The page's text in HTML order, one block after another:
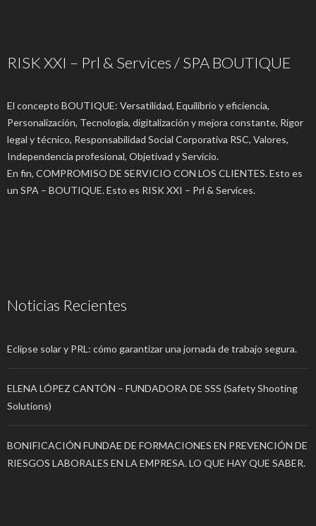
RISK XXI – Prl & Services / SPA BOUTIQUE
El concepto BOUTIQUE: Versatilidad, Equilibrio y eficiencia,
Personalización, Tecnología, digitalización y mejora constante, Rigor
legal y técnico, Responsabilidad Social Corporativa RSC, Valores,
Independencia profesional, Objetivad y Servicio.
En fin, COMPROMISO DE SERVICIO CON LOS CLIENTES. Esto es
un SPA – BOUTIQUE. Esto es RISK XXI – Prl & Services.
Noticias Recientes
Eclipse solar y PRL: cómo garantizar una jornada de trabajo segura.
ELENA LÓPEZ CANTÓN – FUNDADORA DE SSS (Safety Shooting
Solutions)
BONIFICACIÓN FUNDAE DE FORMACIONES EN PREVENCIÓN DE
RIESGOS LABORALES EN LA EMPRESA. LO QUE HAY QUE SABER.